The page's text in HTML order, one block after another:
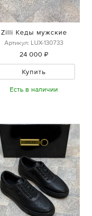
Zilli Кеды мужские
Артикул: LUX-130733
24 000 ₽
Купить
Есть в наличии